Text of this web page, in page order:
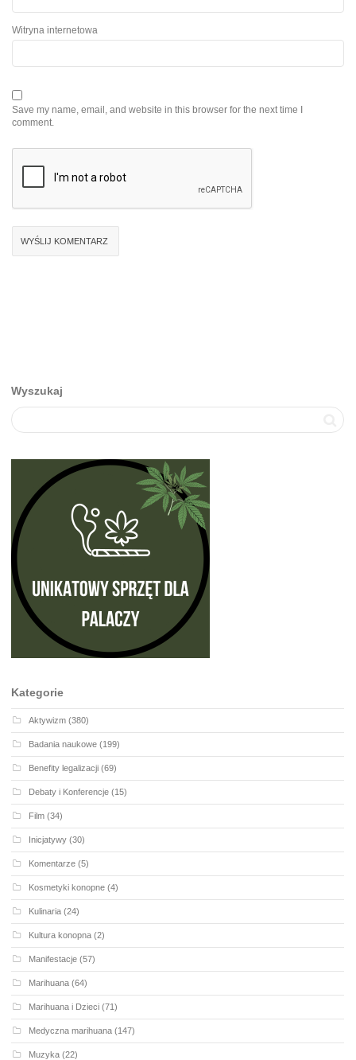
Witryna internetowa
Save my name, email, and website in this browser for the next time I
comment.
Wyszukaj
Kategorie
Aktywizm (380)
Badania naukowe (199)
Benefity legalizacji (69)
Debaty i Konferencje (15)
Film (34)
Inicjatywy (30)
Komentarze (5)
Kosmetyki konopne (4)
Kulinaria (24)
Kultura konopna (2)
Manifestacje (57)
Marihuana (64)
Marihuana i Dzieci (71)
Medyczna marihuana (147)
Muzyka (22)